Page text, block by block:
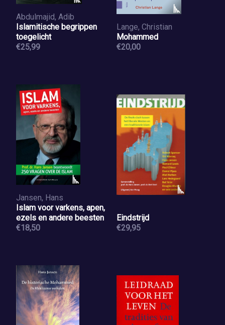
Abdulmajid, Adib
Islamitische begrippen
toegelicht
€25,99
Lange, Christian
Mohammed
€20,00
Jansen, Hans
Islam voor varkens, apen,
ezels en andere beesten
€18,50
Eindstrijd
€29,95